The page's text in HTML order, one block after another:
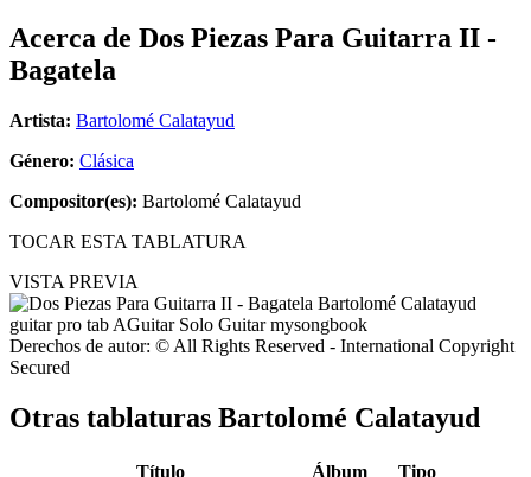
Acerca de Dos Piezas Para Guitarra II -
Bagatela
Artista: Bartolomé Calatayud
Género: Clásica
Compositor(es): Bartolomé Calatayud
TOCAR ESTA TABLATURA
VISTA PREVIA
Derechos de autor: © All Rights Reserved - International Copyright
Secured
Otras tablaturas Bartolomé Calatayud
Título Álbum Tipo